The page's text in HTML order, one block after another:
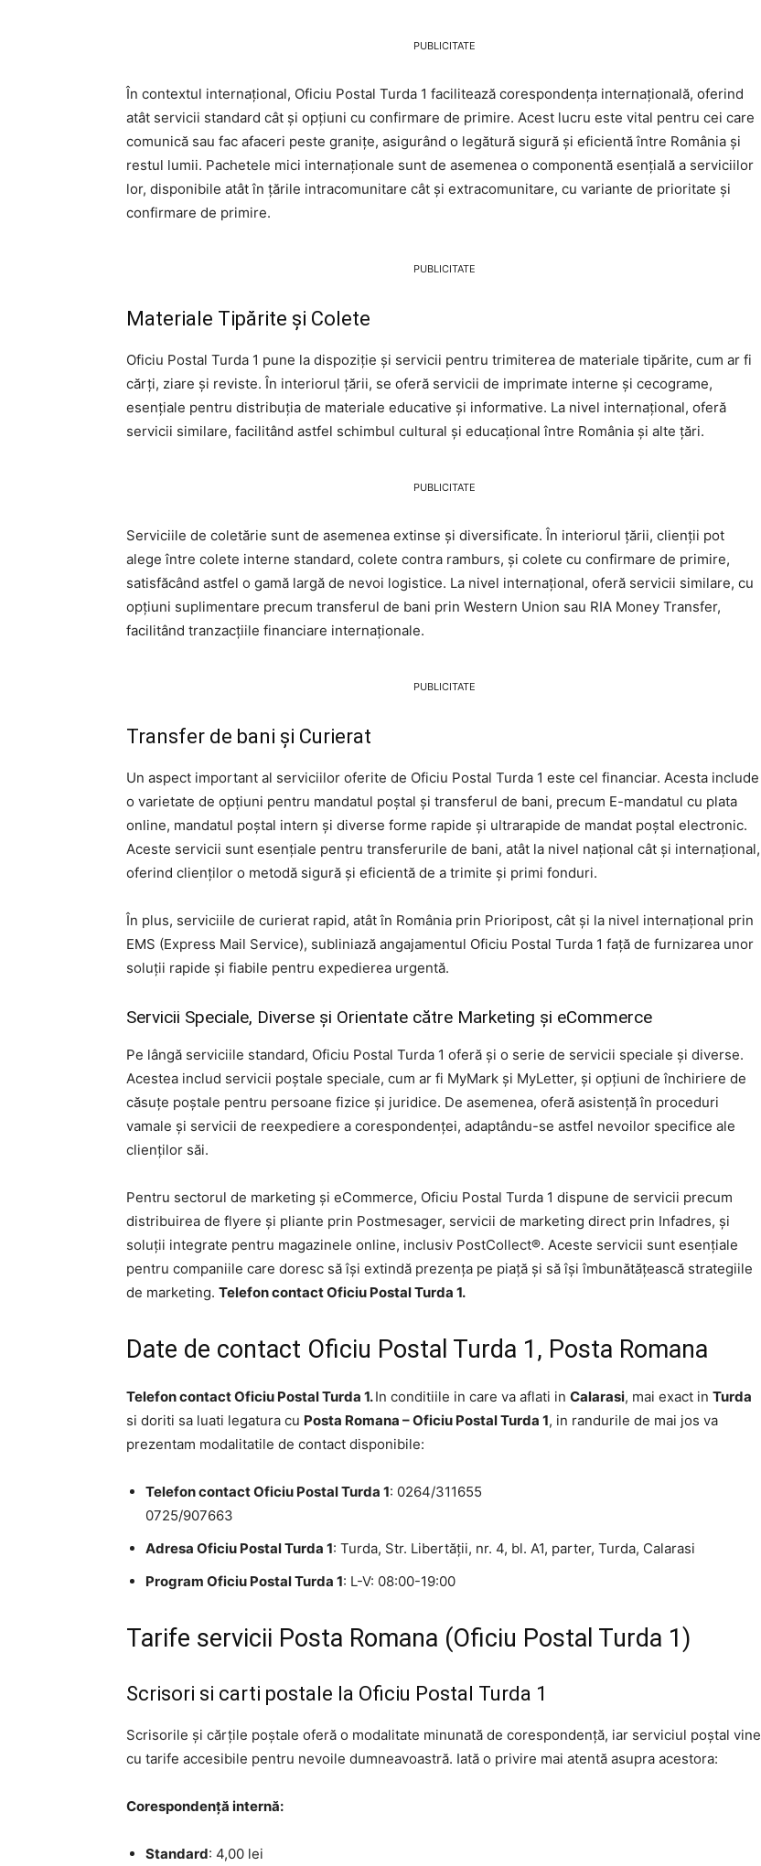
PUBLICITATE
În contextul internațional, Oficiu Postal Turda 1 facilitează corespondența internațională, oferind
atât servicii standard cât și opțiuni cu confirmare de primire. Acest lucru este vital pentru cei care
comunică sau fac afaceri peste granițe, asigurând o legătură sigură și eficientă între România și
restul lumii. Pachetele mici internaționale sunt de asemenea o componentă esențială a serviciilor
lor, disponibile atât în țările intracomunitare cât și extracomunitare, cu variante de prioritate și
confirmare de primire.
PUBLICITATE
Materiale Tipărite și Colete
Oficiu Postal Turda 1 pune la dispoziție și servicii pentru trimiterea de materiale tipărite, cum ar fi
cărți, ziare și reviste. În interiorul țării, se oferă servicii de imprimate interne și cecograme,
esențiale pentru distribuția de materiale educative și informative. La nivel internațional, oferă
servicii similare, facilitând astfel schimbul cultural și educațional între România și alte țări.
PUBLICITATE
Serviciile de coletărie sunt de asemenea extinse și diversificate. În interiorul țării, clienții pot
alege între colete interne standard, colete contra ramburs, și colete cu confirmare de primire,
satisfăcând astfel o gamă largă de nevoi logistice. La nivel internațional, oferă servicii similare, cu
opțiuni suplimentare precum transferul de bani prin Western Union sau RIA Money Transfer,
facilitând tranzacțiile financiare internaționale.
PUBLICITATE
Transfer de bani și Curierat
Un aspect important al serviciilor oferite de Oficiu Postal Turda 1 este cel financiar. Acesta include
o varietate de opțiuni pentru mandatul poștal și transferul de bani, precum E-mandatul cu plata
online, mandatul poștal intern și diverse forme rapide și ultrarapide de mandat poștal electronic.
Aceste servicii sunt esențiale pentru transferurile de bani, atât la nivel național cât și internațional,
oferind clienților o metodă sigură și eficientă de a trimite și primi fonduri.
În plus, serviciile de curierat rapid, atât în România prin Prioripost, cât și la nivel internațional prin
EMS (Express Mail Service), subliniază angajamentul Oficiu Postal Turda 1 față de furnizarea unor
soluții rapide și fiabile pentru expedierea urgentă.
Servicii Speciale, Diverse și Orientate către Marketing și eCommerce
Pe lângă serviciile standard, Oficiu Postal Turda 1 oferă și o serie de servicii speciale și diverse.
Acestea includ servicii poștale speciale, cum ar fi MyMark și MyLetter, și opțiuni de închiriere de
căsuțe poștale pentru persoane fizice și juridice. De asemenea, oferă asistență în proceduri
vamale și servicii de reexpediere a corespondenței, adaptându-se astfel nevoilor specifice ale
clienților săi.
Pentru sectorul de marketing și eCommerce, Oficiu Postal Turda 1 dispune de servicii precum
distribuirea de flyere și pliante prin Postmesager, servicii de marketing direct prin Infadres, și
soluții integrate pentru magazinele online, inclusiv PostCollect®. Aceste servicii sunt esențiale
pentru companiile care doresc să își extindă prezența pe piață și să își îmbunătățească strategiile
de marketing. Telefon contact Oficiu Postal Turda 1.
Date de contact Oficiu Postal Turda 1, Posta Romana
Telefon contact Oficiu Postal Turda 1.In conditiile in care va aflati in Calarasi, mai exact in Turda
si doriti sa luati legatura cu Posta Romana – Oficiu Postal Turda 1, in randurile de mai jos va
prezentam modalitatile de contact disponibile:
Telefon contact Oficiu Postal Turda 1: 0264/311655
0725/907663
Adresa Oficiu Postal Turda 1: Turda, Str. Libertăţii, nr. 4, bl. A1, parter, Turda, Calarasi
Program Oficiu Postal Turda 1: L-V: 08:00-19:00
Tarife servicii Posta Romana (Oficiu Postal Turda 1)
Scrisori si carti postale la Oficiu Postal Turda 1
Scrisorile și cărțile poștale oferă o modalitate minunată de corespondență, iar serviciul poștal vine
cu tarife accesibile pentru nevoile dumneavoastră. Iată o privire mai atentă asupra acestora:
Corespondență internă:
Standard: 4,00 lei